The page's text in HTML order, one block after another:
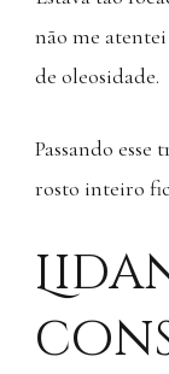
não me
de oleosidade.
Passando
rosto inteiro